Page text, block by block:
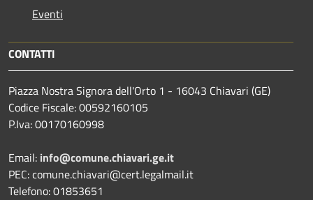
Eventi
CONTATTI
Piazza Nostra Signora dell'Orto 1 - 16043 Chiavari (GE)
Codice Fiscale: 00592160105
P.Iva: 00170160998
Email: info@comune.chiavari.ge.it
PEC: comune.chiavari@cert.legalmail.it
Telefono: 01853651